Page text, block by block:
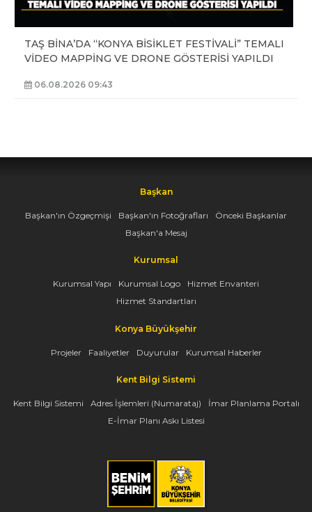
TAŞ BİNA’DA “KONYA BİSİKLET FESTİVALİ” TEMALI
VİDEO MAPPİNG VE DRONE GÖSTERİSİ YAPILDI
06.08.2026 09:43
Başkan
Başkan'ın Özgeçmişi Başkan'ın Fotoğrafları
Önceki Başkanlar
Başkan'a Mesaj
Kurumsal
Kurumsal Yapı Kurumsal Logo
Hizmet Envanteri
Hizmet Standartları
Konya Büyükşehir
Projeler Faaliyetler Duyurular Kurumsal Haberler
Kent Bilgi Sistemi
Kent Bilgi Sistemi Adres İşlemleri (Numarataj)
İmar Planlama Portalı
E-İmar Planı Askı Listesi